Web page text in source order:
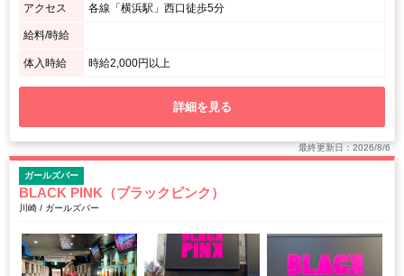
アクセス 各線「横浜駅」西口徒歩5分
給料/時給
体入時給 時給2,000円以上
詳細を見る
最終更新日：2026/8/6
ガールズバー
BLACK PINK（ブラックピンク）
川崎 / ガールズバー